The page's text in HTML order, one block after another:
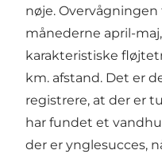
nøje.
månederne april-
karakteristiske
km. afstand. Det er
registrere, at der er
har fundet et
der er ynglesucces,